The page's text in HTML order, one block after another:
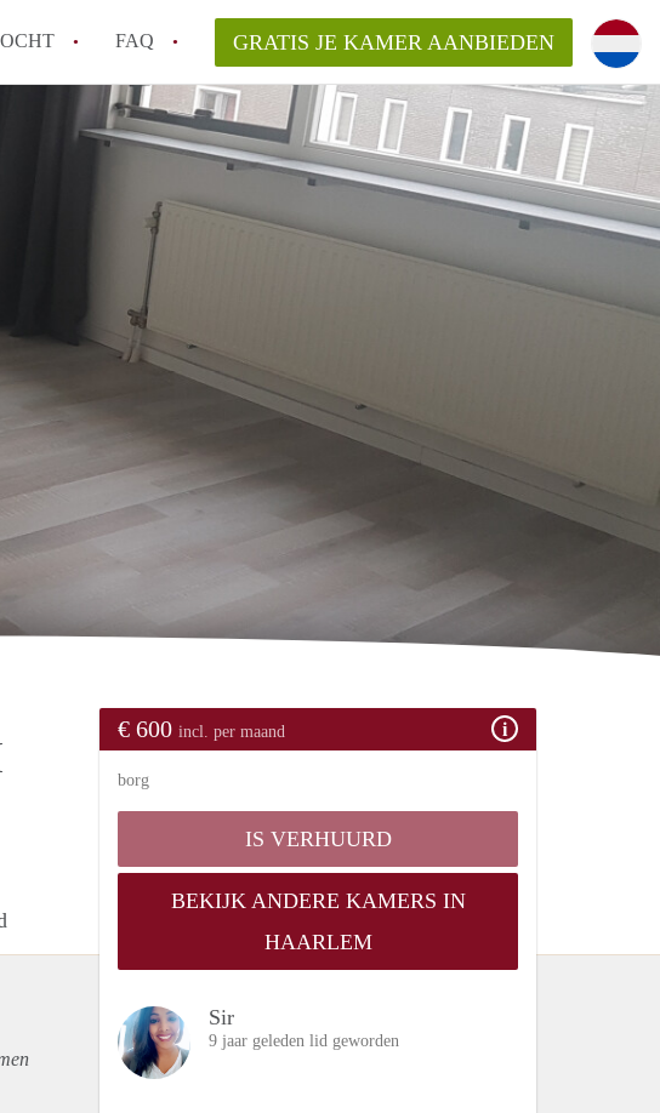
FAQ
KamerHaarlem!
van KamerHaarlem?
makelaarsvergoeding/bemiddelingsvergoeding?
verantwoordelijk voor de aangeboden Kamer / Kamers in
vragen
GRATIS JE KAMER AANBIEDEN
€ 600 incl. per maand
borg
IS VERHUURD
BEKIJK ANDERE KAMERS IN
HAARLEM
Sir
9 jaar geleden lid geworden